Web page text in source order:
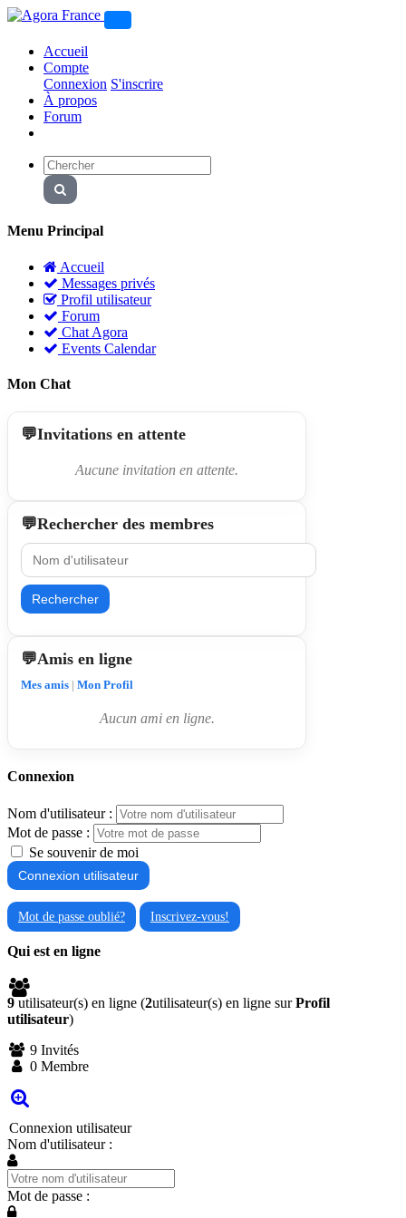
Accueil
Compte
Connexion S'inscrire
À propos
Forum
Menu Principal
Accueil
Messages privés
Profil utilisateur
Forum
Chat Agora
Events Calendar
Mon Chat
Invitations en attente
Aucune invitation en attente.
Rechercher des membres
Rechercher
Amis en ligne
Mes amis | Mon Profil
Aucun ami en ligne.
Connexion
Nom d'utilisateur :
Mot de passe :
Se souvenir de moi
Mot de passe oublié? Inscrivez-vous!
Qui est en ligne
9 utilisateur(s) en ligne (2utilisateur(s) en ligne surProfil
utilisateur)
9 Invités
0 Membre
Connexion utilisateur
Nom d'utilisateur :
Mot de passe :